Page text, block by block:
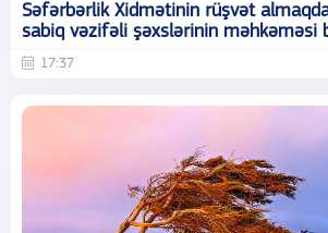
Səfərbərlik Xidmətinin rüşvət
sabiq vəzifəli şəxslərinin məhkəməsi
17:37